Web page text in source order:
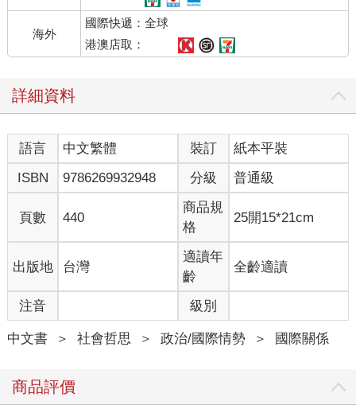
遠高於前一世紀。這個區域多變且繁複，欲了解中東的國際政治
可以採取多種途徑。不過，從我的觀點來看，檢視中東的衝突──
無論是暴力抑或政治衝突，都是個不錯的切入點。這些衝突是理
解該地區地緣政治的一扇窗，揭示單一國家或地區的內部政治，
是鄰國政府，還是出手干涉的超級大國。宗教、石油、帝國主義
及其他流行的詮釋，確實都扮演了一定角色，但都不是衝突與分
裂的唯一原因。相反地，這些衝突是多面向事件，由內部與外部
力量的互動所促成。
本書依序探討十個衝突：敘利亞、利比亞、葉門、巴勒斯坦、伊
拉克、埃及、黎巴嫩、庫德斯坦、波斯灣地區及非洲之角。這些
衝突彼此深刻相連。例如，若不考量土耳其在在敘利亞的經驗，
將難以理解它在利比亞的行為；若不清楚美國對伊拉克的影響，
便無法解釋它對這兩場衝突的態度；欲理解沙烏地阿拉伯及阿拉
伯聯合大公國（UAE）對其波斯灣鄰國卡達（Qatar）的敵對態
度，得先考慮這三國對埃及、葉門、敘利亞及利比亞的介入。因
此，歡迎讀者從單一個案或整體角度，來探索這些衝突。每一章
都是獨立書寫，但也可視為今日中東國際關係的十部章節之一來
閱讀。除了書中探討的十個衝突外，每章還將擇一討論十個關鍵
的區域與國際角色：美國、俄羅斯、中國、歐盟（EU）、土耳
即便其他政府也時常涉入其中，但這十個國家的行動對該地區的
衝突最具影響力。
海外
國際快遞：全球
港澳店取：
詳細資料
語言 中文繁體 裝訂
紙本平裝
ISBN
9786269932948 分級 普通級
頁數 440
商品規
格
25開15*21cm
出版地 台灣
適讀年
齡
全齡適讀
注音 級別
中文書 ＞ 社會哲思 ＞ 政治/國際情勢 ＞ 國際關係
商品評價